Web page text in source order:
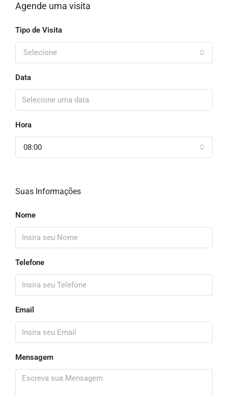
Agende uma visita
Tipo de Visita
Selecione
Data
Hora
08:00
Suas Informações
Nome
Telefone
Email
Mensagem